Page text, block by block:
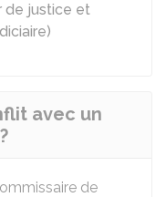
de justice et
avec un
de